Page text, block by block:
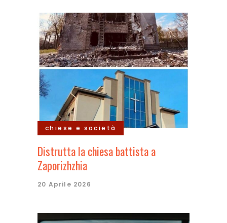
chiese e società
Distrutta la chiesa battista a
Zaporizhzhia
20 Aprile 2026